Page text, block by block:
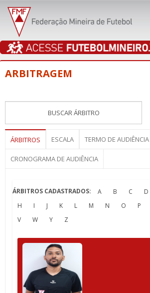
ARBITRAGEM
ÁRBITROS ESCALA TERMO DE AUDIÊNCIA
CRONOGRAMA DE AUDIÊNCIA
ÁRBITROS CADASTRADOS: A B C D
H
I J K L M N O P
V
W Y Z